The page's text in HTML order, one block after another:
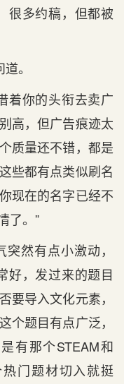
很多约稿，但都被
。
着你的头衔去卖广
高，但广告痕迹太
质量还不错，都是
些都有点类似刷名
现在的名字已经不
了。”
然有点小激动，
好，发过来的题目
要导入文化元素，
个题目有点广泛，
有那个STEAM和
门题材切入就挺